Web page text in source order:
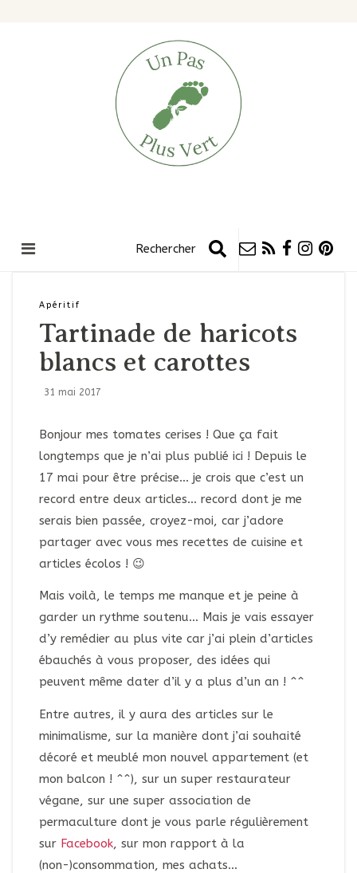
Apéritif
Tartinade de haricots
blancs et carottes
31 mai 2017
Bonjour mes tomates cerises ! Que ça fait
longtemps que je n’ai plus publié ici ! Depuis le
17 mai pour être précise… je crois que c’est un
record entre deux articles… record dont je me
serais bien passée, croyez-moi, car j’adore
partager avec vous mes recettes de cuisine et
articles écolos ! 😉
Mais voilà, le temps me manque et je peine à
garder un rythme soutenu… Mais je vais essayer
d’y remédier au plus vite car j’ai plein d’articles
ébauchés à vous proposer, des idées qui
peuvent même dater d’il y a plus d’un an ! ^^
Entre autres, il y aura des articles sur le
minimalisme, sur la manière dont j’ai souhaité
décoré et meublé mon nouvel appartement (et
mon balcon ! ^^), sur un super restaurateur
végane, sur une super association de
permaculture dont je vous parle régulièrement
sur Facebook, sur mon rapport à la
(non-)consommation, mes achats…